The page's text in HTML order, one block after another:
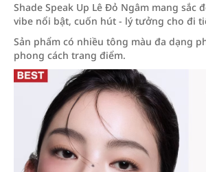
Shade Speak Up Lê Đỏ Ngâm mang sắc
vibe nổi bật, cuốn hút - lý tưởng cho đi
Sản phẩm có nhiều tông màu đa dạng
phong cách trang điểm.